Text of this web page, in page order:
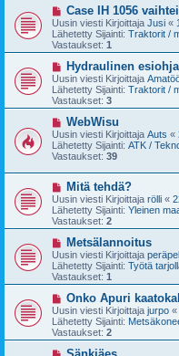
e
s
t
U
u
s
i
v
e
s
t
i
Case IH 1056
Uusin viesti Kirjoittaja Jusi «
Lähetetty Sijainti: Traktorit /
Vastaukset: 1
U
u
s
i
v
s
t
i
Hydraulinen
Uusin viesti Kirjoittaja
Lähetetty Sijainti: Traktorit /
Vastaukset: 3
U
u
s
i
v
i
e
s
t
i
WebWisu
Uusin viesti Kirjoittaja Auts «
Lähetetty Sijainti: ATK /
Vastaukset: 39
U
u
s
i
v
e
s
t
i
Mitä tehdä?
Uusin viesti Kirjoittaja rölli «
Lähetetty Sijainti: Yleinen
Vastaukset: 2
U
u
s
i
v
s
t
i
Metsälannoitus
Uusin viesti Kirjoittaja
Lähetetty Sijainti: Työtä
Vastaukset: 1
U
u
s
i
v
Onko Apuri
Uusin viesti Kirjoittaja jurpo «
Lähetetty Sijainti:
Vastaukset: 2
U